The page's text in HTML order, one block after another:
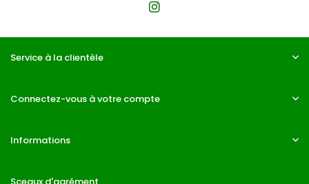
Service à la clientèle
Connectez-vous à votre compte
Informations